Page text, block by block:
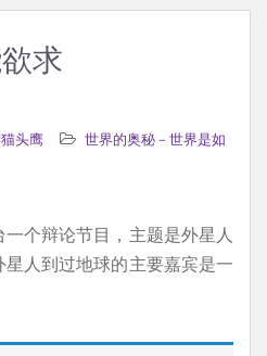
求
头鹰
世界的奥秘－世界是如
个辩论节目，主题是外星人
人到过地球的主要嘉宾是一